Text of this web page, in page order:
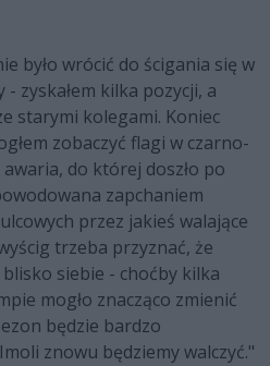
było wrócić do ścigania się w
- zyskałem kilka pozycji, a
starymi kolegami. Koniec
zobaczyć flagi w czarno-
awaria, do której doszło po
zapchaniem
przez jakieś walające
trzeba przyznać, że
siebie - choćby kilka
mogło znacząco zmienić
będzie bardzo
znowu będziemy walczyć."